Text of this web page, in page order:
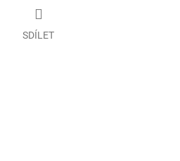
SDÍLET